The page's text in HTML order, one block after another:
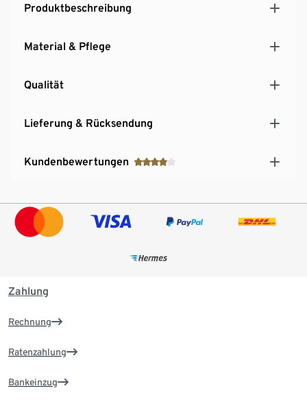
Produktbeschreibung
Material & Pflege
Qualität
Lieferung & Rücksendung
Kundenbewertungen
Zahlung
Rechnung
Ratenzahlung
Bankeinzug